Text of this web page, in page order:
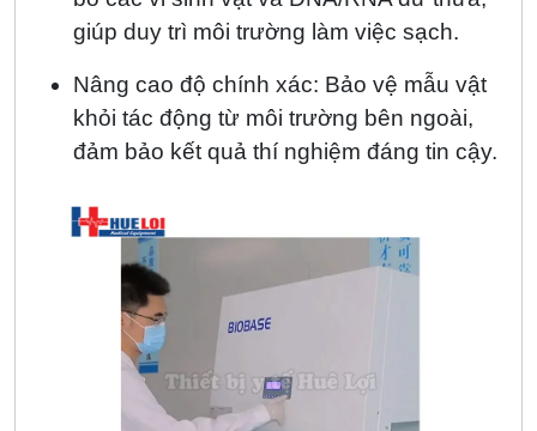
giúp duy trì môi trường làm việc sạch.
Nâng cao độ chính xác: Bảo vệ mẫu vật
khỏi tác động từ môi trường bên ngoài,
đảm bảo kết quả thí nghiệm đáng tin cậy.